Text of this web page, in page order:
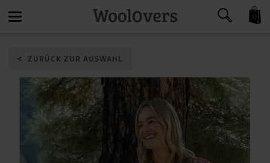
navigation
ZURÜCK ZUR AUSWAHL